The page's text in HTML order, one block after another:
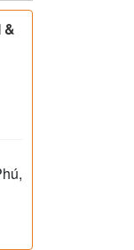
&